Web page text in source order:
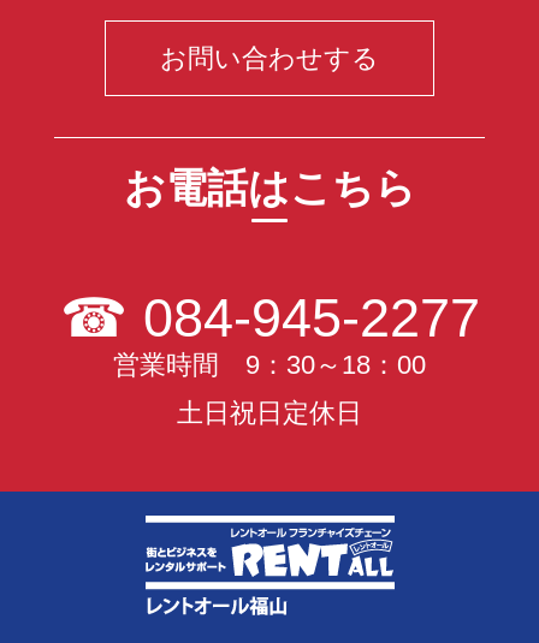
お問い合わせする
お電話はこちら
☎ 084-945-2277
営業時間 9：30～18：00
土日祝日定休日